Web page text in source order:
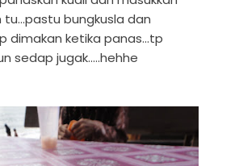
bungkusla dan
dimakan ketika panas...tp
sedap jugak.....hehhe